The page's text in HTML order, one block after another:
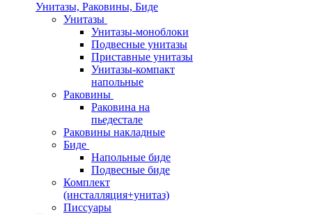
Унитазы, Раковины, Биде
Унитазы
Унитазы-моноблоки
Подвесные унитазы
Приставные унитазы
Унитазы-компакт
напольные
Раковины
Раковина на
пьедестале
Раковины накладные
Биде
Напольные биде
Подвесные биде
Комплект
(инсталляция+унитаз)
Писсуары